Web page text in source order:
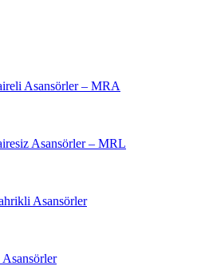
Asansörler – MRA
Asansörler – MRL
Asansörler